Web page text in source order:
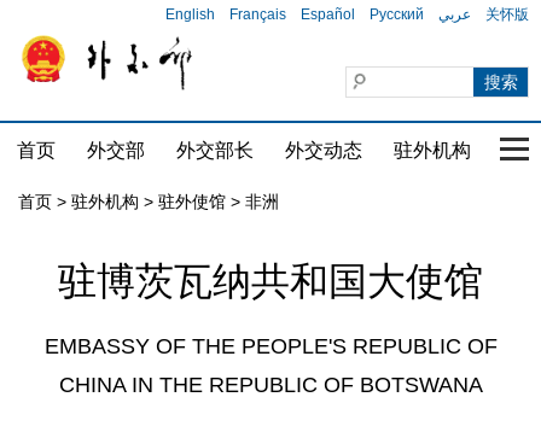
English Français Español Русский عربي 关怀版
首页 外交部 外交部长 外交动态 驻外机构 国
首页 > 驻外机构 > 驻外使馆 > 非洲
驻博茨瓦纳共和国大使馆
EMBASSY OF THE PEOPLE'S REPUBLIC OF
CHINA IN THE REPUBLIC OF BOTSWANA